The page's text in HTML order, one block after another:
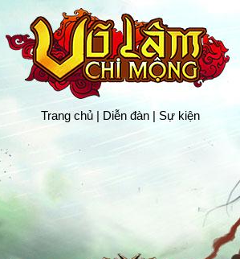
Trang chủ | Diễn đàn | Sự kiện